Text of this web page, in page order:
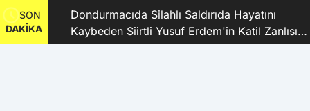
SON
DAKİKA
Dondurmacıda Silahlı Saldırıda Hayatını
Kaybeden Siirtli Yusuf Erdem'in Katil Zanlısı
ve 9 Şüpheli Tutuklandı